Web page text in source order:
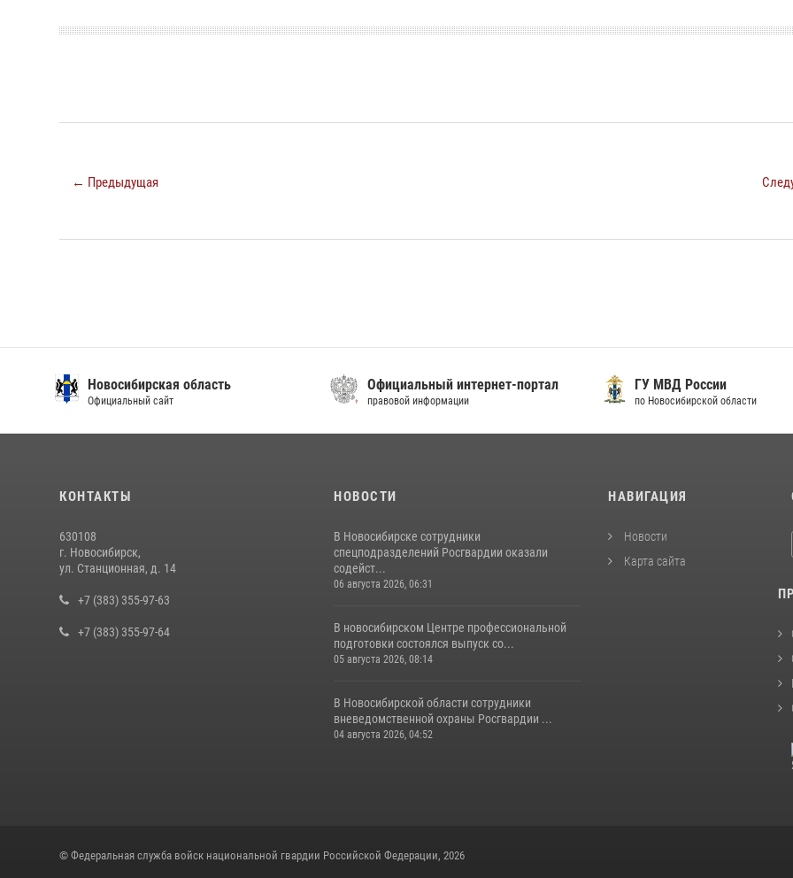
← Предыдущая
Новосибирская область
Официальный сайт
Официальный интернет-портал
правовой информации
ГУ МВД России
по Новосибирской области
КОНТАКТЫ
630108
г. Новосибирск,
ул. Станционная, д. 14
+7 (383) 355-97-63
+7 (383) 355-97-64
НОВОСТИ
В Новосибирске сотрудники
спецподразделений Росгвардии оказали
содейст...
06 августа 2026, 06:31
В новосибирском Центре профессиональной
подготовки состоялся выпуск со...
05 августа 2026, 08:14
В Новосибирской области сотрудники
вневедомственной охраны Росгвардии ...
04 августа 2026, 04:52
НАВИГАЦИЯ
Новости
Карта сайта
© Федеральная служба войск национальной гвардии Российской Федерации, 2026